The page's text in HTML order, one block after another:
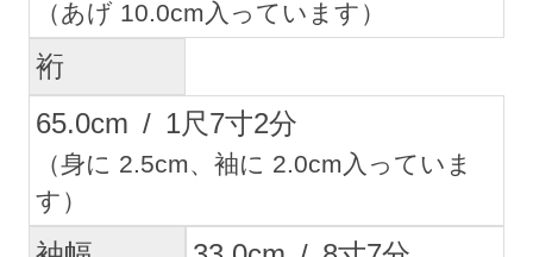
（あげ 10.0cm入っています）
裄
65.0cm / 1尺7寸2分
（身に 2.5cm、袖に 2.0cm入っていま
す）